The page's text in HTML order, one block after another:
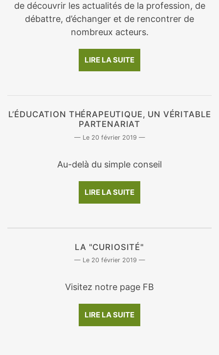
de découvrir les actualités de la profession, de
débattre, d’échanger et de rencontrer de
nombreux acteurs.
LIRE LA SUITE
L’ÉDUCATION THÉRAPEUTIQUE, UN VÉRITABLE
PARTENARIAT
20 février 2019
Au-delà du simple conseil
LIRE LA SUITE
LA "CURIOSITÉ"
20 février 2019
Visitez notre page FB
LIRE LA SUITE